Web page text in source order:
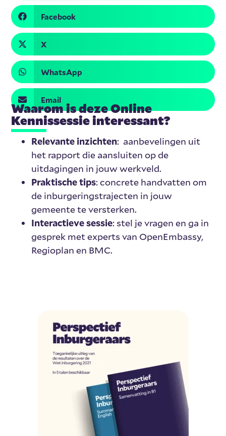
Facebook
X
WhatsApp
Email
Waarom is deze Online
Kennissessie interessant?
Relevante inzichten: aanbevelingen uit
het rapport die aansluiten op de
uitdagingen in jouw werkveld.
Praktische tips: concrete handvatten om
de inburgeringstrajecten in jouw
gemeente te versterken.
Interactieve sessie: stel je vragen en ga in
gesprek met experts van OpenEmbassy,
Regioplan en BMC.